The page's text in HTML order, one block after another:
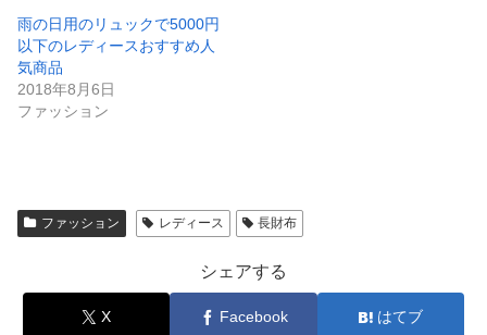
雨の日用のリュックで5000円
以下のレディースおすすめ人
気商品
2018年8月6日
ファッション
ファッション レディース 長財布
シェアする
X Facebook はてブ